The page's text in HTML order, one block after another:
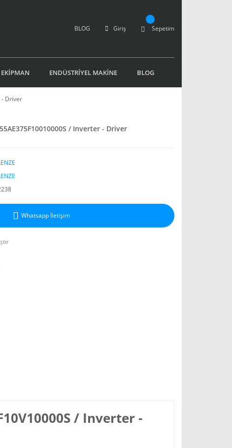
BLOG Giriş Sepetim
EKİPMAN ENDÜSTRİYEL MAKİNE BLOG
- Driver
/ Inverter - Driver
Whatsapp İletişim
/ Inverter -